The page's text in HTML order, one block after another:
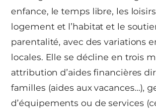
enfance, le temps libre, les
logement et l’habitat et le
parentalité, avec des variations
locales. Elle se décline en trois
attribution d’aides financières
familles (aides aux vacances…),
d’équipements ou de services